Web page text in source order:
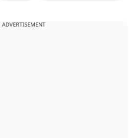
ADVERTISEMENT